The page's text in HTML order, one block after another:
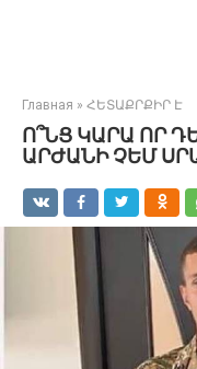
Главная » ՀԵՏԱՔՐՔԻՐ Է
Ո՞ՆՑ ԿԱՐԱ ՈՐ
ԱՐԺԱՆԻ ՉԵՄ